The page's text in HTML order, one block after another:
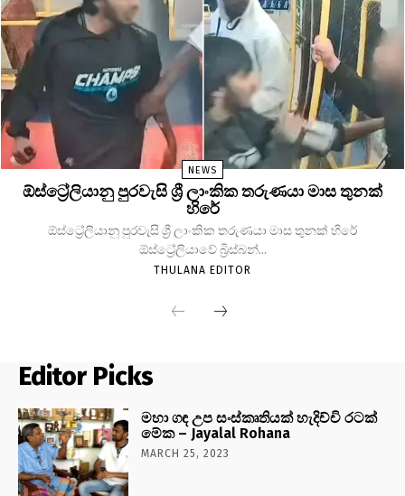
NEWS
ඕස්ට්‍රේලියානු පුරවැසි ශ්‍රී ලාංකික තරුණයා මාස තුනක්
හිරේ
ඕස්ට්‍රේලියානු පුරවැසි ශ්‍රී ලාංකික තරුණයා මාස තුනක් හිරේ
ඕස්ට්‍රේලියාවේ බ්‍රිස්බන්...
THULANA EDITOR
Editor Picks
මහා ගඳ උප සංස්කෘතියක් හැදිච්චි රටක්
මේක – Jayalal Rohana
MARCH 25, 2023